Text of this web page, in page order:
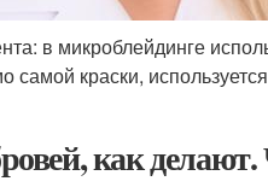
в микроблейдинге
краски,
как делают.